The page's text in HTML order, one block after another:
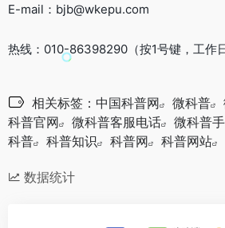
E-mail：bjb@wkepu.com
热线：010-86398290（按1号键，工作
相关标签： 中国科普网 微科普
科普官网
微科普客服电话 微科普
科普
科普知识 科普网 科普网站
数据统计